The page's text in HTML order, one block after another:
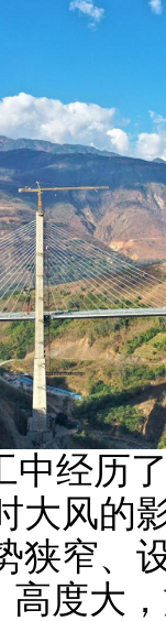
中经历
大风的
狭窄、
度大